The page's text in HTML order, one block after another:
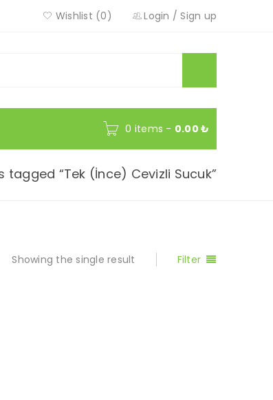
Login /Sign up
Wishlist (0)
0 items - 0.00 ₺
tagged “Tek (İnce) Cevizli Sucuk”
Filter
Showing the single result